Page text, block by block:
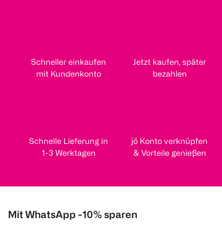
Schneller einkaufen
mit Kundenkonto
Jetzt kaufen, später
bezahlen
Schnelle Lieferung in
1-3 Werktagen
jö Konto verknüpfen
& Vorteile genießen
Mit WhatsApp -10% sparen